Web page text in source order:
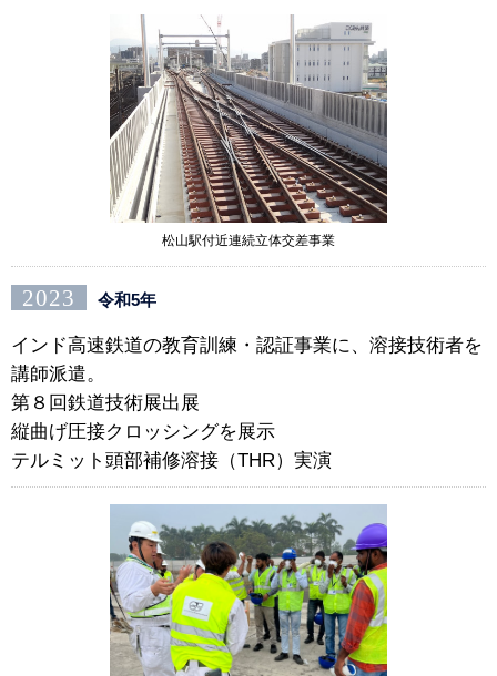
松山駅付近連続立体交差事業
2023 令和5年
インド高速鉄道の教育訓練・認証事業に、溶接技術者を
講師派遣。
第８回鉄道技術展出展
縦曲げ圧接クロッシングを展示
テルミット頭部補修溶接（THR）実演